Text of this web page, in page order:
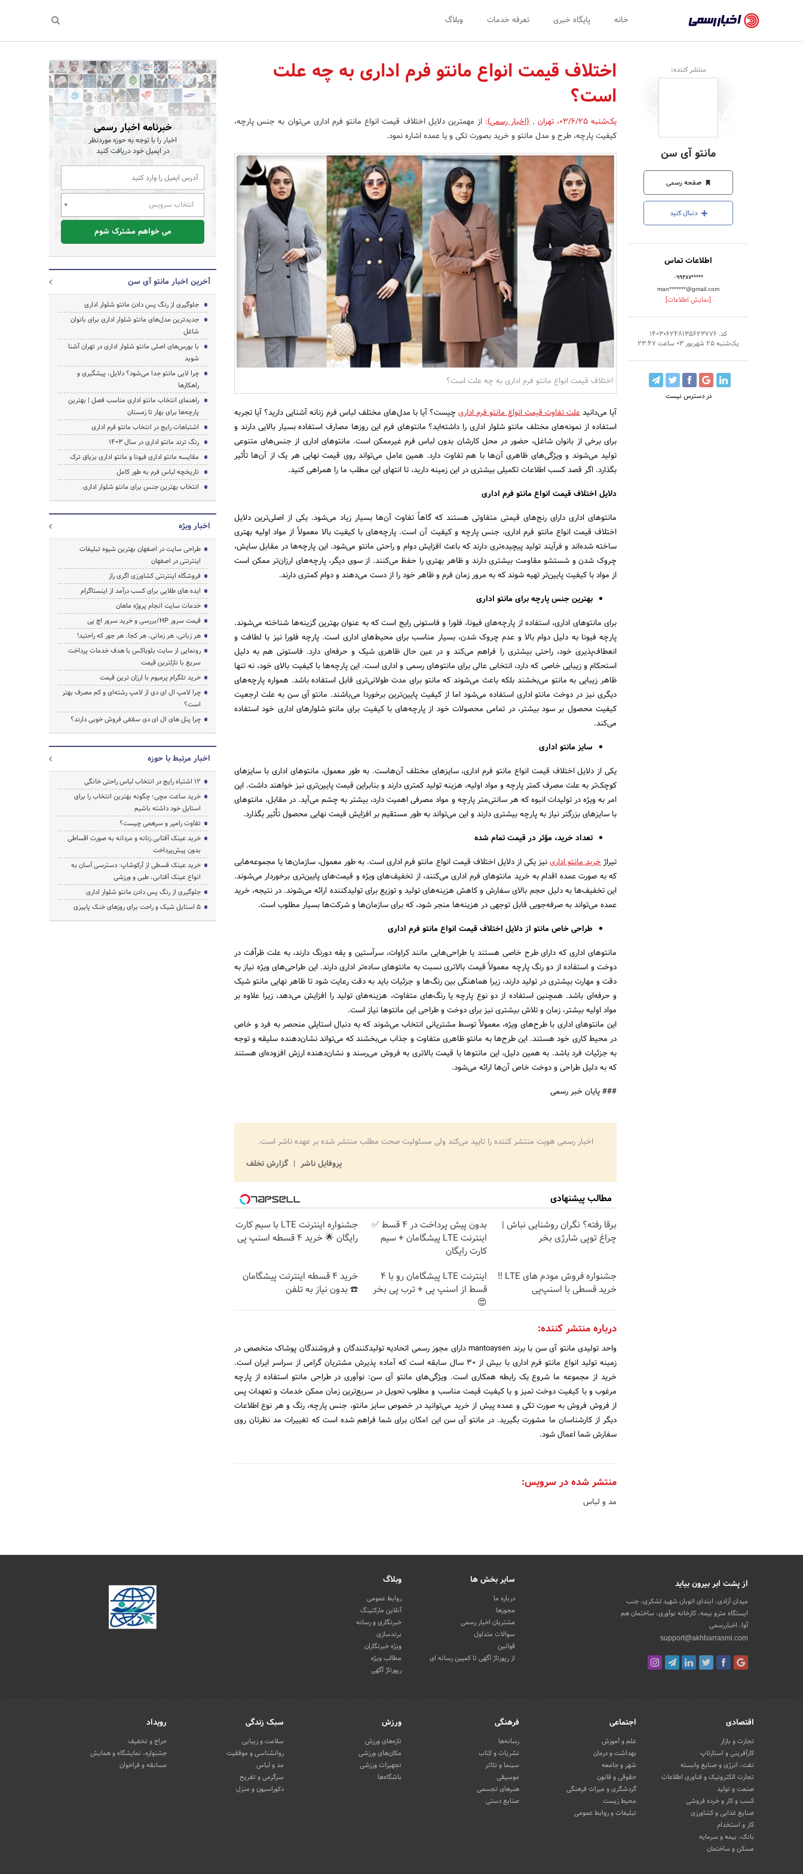
رسمی
-
اخبار
شرکت‌ها،
سازمان‌ها
و
روابط
عمومی‌ها
خانه پایگاه خبری تعرفه خدمات وبلاگ
جستجو
منتشر کننده:
مانتو آی سن
صفحه رسمی
دنبال کنید
اطلاعات تماس
۰۹۹۳۸۷*****
man*******@gmail.com
[نمایش اطلاعات]
کد: 140306248135623776
یک‌شنبه 25 شهریور 03 ساعت 23:47
در دسترس نیست
اختلاف قیمت انواع مانتو فرم اداری به چه علت
است؟
یک‌شنبه 03/6/25 ،تهران ,(اخبار رسمی): از مهمترین دلایل اختلاف قیمت انواع مانتو فرم اداری می‌توان به جنس پارچه،
کیفیت پارچه، طرح و مدل مانتو و خرید بصورت تکی و یا عمده اشاره نمود.
اختلاف قیمت انواع مانتو فرم اداری به چه علت است؟
آیا می‌دانیدعلت تفاوت قیمت انواع مانتو فرم اداریچیست؟ آیا با مدل‌های مختلف لباس فرم زنانه آشنایی دارید؟ آیا تجربه
استفاده از نمونه‌های مختلف مانتو شلوار اداری را داشته‌اید؟ مانتو‌های فرم این روز‌ها مصارف استفاده بسیار بالایی دارند و
برای برخی از بانوان شاغل، حضور در محل کارشان بدون لباس فرم غیرممکن است. مانتو‌های اداری از جنس‌های متنوعی
تولید می‌شوند و ویژگی‌های ظاهری آن‌ها با هم تفاوت دارد. همین عامل می‌تواند روی قیمت نهایی هر یک از آن‌ها تأثیر
بگذارد. اگر قصد کسب اطلاعات تکمیلی بیشتری در این زمینه دارید، تا انتهای این مطلب ما را همراهی کنید.
دلایل اختلاف قیمت انواع مانتو فرم اداری
مانتو‌های اداری دارای رنج‌های قیمتی متفاوتی هستند که گاهاً تفاوت آن‌ها بسیار زیاد می‌شود. یکی از اصلی‌ترین دلایل
اختلاف قیمت انواع مانتو فرم اداری، جنس پارچه و کیفیت آن است. پارچه‌های با کیفیت بالا معمولاً از مواد اولیه بهتری
ساخته شده‌اند و فرآیند تولید پیچیده‌تری دارند که باعث افزایش دوام و راحتی مانتو می‌شود. این پارچه‌ها در مقابل سایش،
چروک شدن و شستشو مقاومت بیشتری دارند و ظاهر بهتری را حفظ می‌کنند. از سوی دیگر، پارچه‌های ارزان‌تر ممکن است
از مواد با کیفیت پایین‌تر تهیه شوند که به مرور زمان فرم و ظاهر خود را از دست می‌دهند و دوام کمتری دارند.
بهترین جنس پارچه برای مانتو اداری
برای مانتو‌های اداری، استفاده از پارچه‌های فیونا، فلورا و فاستونی رایج است که به عنوان بهترین گزینه‌ها شناخته می‌شوند.
پارچه فیونا به دلیل دوام بالا و عدم چروک شدن، بسیار مناسب برای محیط‌های اداری است. پارچه فلورا نیز با لطافت و
انعطاف‌پذیری خود، راحتی بیشتری را فراهم می‌کند و در عین حال ظاهری شیک و حرفه‌ای دارد. فاستونی هم به دلیل
استحکام و زیبایی خاصی که دارد، انتخابی عالی برای مانتو‌های رسمی و اداری است. این پارچه‌ها با کیفیت بالای خود، نه تنها
ظاهر زیبایی به مانتو می‌بخشند بلکه باعث می‌شوند که مانتو برای مدت طولانی‌تری قابل استفاده باشد. همواره پارچه‌های
دیگری نیز در دوخت مانتو اداری استفاده می‌شود اما از کیفیت پایین‌ترین برخوردا می‌باشند. مانتو آی سن به علت ارجعیت
کیفیت محصول بر سود بیشتر، در تمامی محصولات خود از پارچه‌های با کیفیت برای مانتو شلوار‌های اداری خود استفاده
می‌کند.
سایز مانتو اداری
یکی از دلایل اختلاف قیمت انواع مانتو فرم اداری، سایز‌های مختلف آن‌هاست. به طور معمول، مانتو‌های اداری با سایز‌های
کوچک‌تر به علت مصرف کمتر پارچه و مواد اولیه، هزینه تولید کمتری دارند و بنابراین قیمت پایین‌تری نیز خواهند داشت. این
امر به ویژه در تولیدات انبوه که هر سانتی‌متر پارچه و مواد مصرفی اهمیت دارد، بیشتر به چشم می‌آید. در مقابل، مانتو‌های
با سایز‌های بزرگتر نیاز به پارچه بیشتری دارند و این می‌تواند به طور مستقیم بر افزایش قیمت نهایی محصول تأثیر بگذارد.
تعداد خرید، مؤثر در قیمت تمام شده
تیراژخرید مانتو ادارینیز یکی از دلایل اختلاف قیمت انواع مانتو فرم اداری است. به طور معمول، سازمان‌ها یا مجموعه‌هایی
که به صورت عمده اقدام به خرید مانتو‌های فرم اداری می‌کنند، از تخفیف‌های ویژه و قیمت‌های پایین‌تری برخوردار می‌شوند.
این تخفیف‌ها به دلیل حجم بالای سفارش و کاهش هزینه‌های تولید و توزیع برای تولیدکننده ارائه می‌شوند. در نتیجه، خرید
عمده می‌تواند به صرفه‌جویی قابل توجهی در هزینه‌ها منجر شود، که برای سازمان‌ها و شرکت‌ها بسیار مطلوب است.
طراحی خاص مانتو از دلایل اختلاف قیمت انواع مانتو فرم اداری
مانتو‌های اداری که دارای طرح خاصی هستند یا طراحی‌هایی مانند کراوات، سرآستین و یقه دورنگ دارند، به علت ظرأفت در
دوخت و استفاده از دو رنگ پارچه معمولاً قیمت بالاتری نسبت به مانتو‌های ساده‌تر اداری دارند. این طراحی‌های ویژه نیاز به
دقت و مهارت بیشتری در تولید دارند، زیرا هماهنگی بین رنگ‌ها و جزئیات باید به دقت رعایت شود تا ظاهر نهایی مانتو شیک
و حرفه‌ای باشد. همچنین استفاده از دو نوع پارچه یا رنگ‌های متفاوت، هزینه‌های تولید را افزایش می‌دهد، زیرا علاوه بر
مواد اولیه بیشتر، زمان و تلاش بیشتری نیز برای دوخت و طراحی این مانتو‌ها نیاز است.
این مانتو‌های اداری با طرح‌های ویژه، معمولاً توسط مشتریانی انتخاب می‌شوند که به دنبال استایلی منحصر به فرد و خاص
در محیط کاری خود هستند. این طرح‌ها به مانتو ظاهری متفاوت و جذاب می‌بخشند که می‌تواند نشان‌دهنده سلیقه و توجه
به جزئیات فرد باشد. به همین دلیل، این مانتو‌ها با قیمت بالاتری به فروش می‌رسند و نشان‌دهنده ارزش افزوده‌ای هستند
که به دلیل طراحی و دوخت خاص آن‌ها ارائه می‌شود.
### پایان خبر رسمی
اخبار رسمی هویت منتشر کننده را تایید می‌کند ولی مسئولیت صحت مطلب منتشر شده بر عهده ناشر است.
پروفایل ناشر
گزارش تخلف
مطالب پیشنهادی
برقا رفته؟ نگران روشنایی نباش |
چراغ توپی شارژی بخر
بدون پیش پرداخت در 4 قسط ✅
اینترنت LTE پیشگامان + سیم
کارت رایگان
جشنواره اینترنت LTE با سیم کارت
رایگان 🌟 خرید 4 قسطه اسنپ پی
جشنواره فروش مودم های LTE ‼️
خرید قسطی با اسنپ‌پی
اینترنت LTE پیشگامان رو با 4
قسط از اسنپ پی + ترب پی بخر
😍
خرید 4 قسطه اینترنت پیشگامان
☎️ بدون نیاز به تلفن
درباره منتشر کننده:
واحد تولیدی مانتو آی سن با برند mantoaysen دارای مجوز رسمی اتحادیه تولیدکنندگان و فروشندگان پوشاک متخصص در
زمینه تولید انواع مانتو فرم اداری با بیش از 30 سال سابقه است که آماده پذیرش مشتریان گرامی از سراسر ایران است.
خرید از مجموعه ما شروع یک رابطه همکاری است. ویژگی‌های مانتو آی سن: نوآوری در طراحی مانتو استفاده از پارچه
مرغوب و با کیفیت دوخت تمیز و با کیفیت قیمت مناسب و مطلوب تحویل در سریع‌ترین زمان ممکن خدمات و تعهدات پس
از فروش فروش به صورت تکی و عمده پیش از خرید می‌توانید در خصوص سایز مانتو، جنس پارچه، رنگ و هر نوع اطلاعات
دیگر از کارشناسان ما مشورت بگیرید. در مانتو آی سن این امکان برای شما فراهم شده است که تغییرات مد نظرتان روی
سفارش شما اعمال شود.
منتشر شده در سرویس:
مد و لباس
خبرنامه اخبار رسمی
اخبار را با توجه به حوزه موردنظر
در ایمیل خود دریافت کنید
انتخاب سرویس
می خواهم مشترک شوم
آخرین اخبار مانتو آی سن
جلوگیری از رنگ پس دادن مانتو شلوار اداری
جدیدترین مدل‌های مانتو شلوار اداری برای بانوان
شاغل
با بورس‌های اصلی مانتو شلوار اداری در تهران آشنا
شوید
چرا لایی مانتو جدا می‌شود؟ دلایل، پیشگیری و
راهکارها
راهنمای انتخاب مانتو اداری مناسب فصل | بهترین
پارچه‌ها برای بهار تا زمستان
اشتباهات رایج در انتخاب مانتو فرم اداری
رنگ ترند مانتو اداری در سال 1403
مقایسه مانتو اداری فیونا و مانتو اداری بزیاق ترک
تاریخچه لباس فرم به طور کامل
انتخاب بهترین جنس برای مانتو شلوار اداری
اخبار ویژه
طراحی سایت در اصفهان بهترین شیوه تبلیغات
اینترنتی در اصفهان
فروشگاه اینترنتی کشاورزی اگری راز
ایده های طلایی برای کسب درآمد از اینستاگرام
خدمات سایت انجام پروژه ماهان
قیمت سرور HP/بررسی و خرید سرور اچ پی
هر زبانی، هر زمانی، هر کجا، هر جور که راحتید!
رونمایی از سایت بلوباکس با هدف خدمات پرداخت
سریع با نازلترین قیمت
خرید تلگرام پرمیوم با ارزان ترین قیمت
چرا لامپ ال ای دی از لامپ رشته‌ای و کم مصرف بهتر
است؟
چرا پنل های ال ای دی سقفی فروش خوبی دارند؟
اخبار مرتبط با حوزه
۱۲ اشتباه رایج در انتخاب لباس راحتی خانگی
خرید ساعت مچی؛ چگونه بهترین انتخاب را برای
استایل خود داشته باشیم
تفاوت رامپر و سرهمی چیست؟
خرید عینک آفتابی زنانه و مردانه به صورت اقساطی
بدون پیش‌پرداخت
خرید عینک قسطی از آرکوشاپ: دسترسی آسان به
انواع عینک آفتابی، طبی و ورزشی
جلوگیری از رنگ پس دادن مانتو شلوار اداری
۵ استایل شیک و راحت برای روزهای خنک پاییزی
از پشت ابر بیرون بیاید
میدان آزادی، ابتدای اتوبان شهید لشکری، جنب
ایستگاه مترو بیمه، کارخانه نوآوری، ساختمان هم
آوا، اخباررسمی
support@akhbarrasmi.com
سایر بخش ها
درباره ما
مجوزها
مشتریان اخبار رسمی
سوالات متداول
قوانین
از رپورتاژ آگهی تا کمپین رسانه ای
وبلاگ
روابط عمومی
آنلاین مارکتینگ
خبرنگاری و رسانه
برندسازی
ویژه خبرنگاران
مطالب ویژه
رپورتاژ آگهی
اقتصادی
تجارت و بازار
کارآفرینی و استارتاپ
نفت، انرژی و صنایع وابسته
تجارت الکترونیک و فناوری اطلاعات
صنعت و تولید
کسب و کار و خرده فروشی
صنایع غذایی و کشاورزی
کار و استخدام
بانک، بیمه و سرمایه
مسکن و ساختمان
اجتماعی
علم و آموزش
بهداشت و درمان
شهر و جامعه
حقوقی و قانون
گردشگری و میراث فرهنگی
محیط زیست
تبلیغات و روابط عمومی
فرهنگی
رسانه‌ها
نشریات و کتاب
سینما و تئاتر
موسیقی
هنرهای تجسمی
صنایع دستی
ورزش
تازه‌های ورزش
مکان‌های ورزشی
تجهیزات ورزشی
باشگاه‌ها
سبک زندگی
سلامت و زیبایی
روانشناسی و موفقیت
مد و لباس
سرگرمی و تفریح
دکوراسیون و منزل
رویداد
حراج و تخفیف
جشنواره، نمایشگاه و همایش
مسابقه و فراخوان